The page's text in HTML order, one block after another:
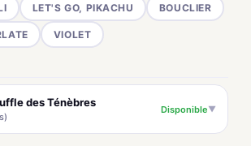
LET'S GO, PIKACHU BOUCLIER
VIOLET
des Ténèbres
Disponible▼